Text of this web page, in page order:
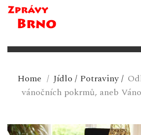
Home / Jídlo / Potraviny/
vánočních pokrmů, aneb